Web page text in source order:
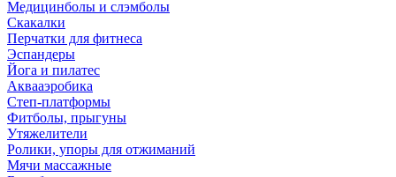
Медицинболы и слэмболы
Скакалки
Перчатки для фитнеса
Эспандеры
Йога и пилатес
Аквааэробика
Степ-платформы
Фитболы, прыгуны
Утяжелители
Ролики, упоры для отжиманий
Мячи массажные